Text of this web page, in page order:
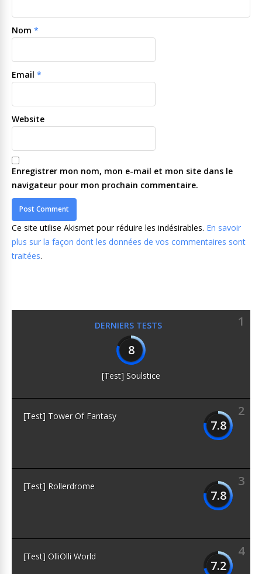
Nom *
Email *
Website
Enregistrer mon nom, mon e-mail et mon site dans le
navigateur pour mon prochain commentaire.
Ce site utilise Akismet pour réduire les indésirables. En savoir
plus sur la façon dont les données de vos commentaires sont
traitées.
DERNIERS TESTS
1
8
[Test] Soulstice
2
7.8
[Test] Tower Of Fantasy
3
7.8
[Test] Rollerdrome
4
7.2
[Test] OlliOlli World